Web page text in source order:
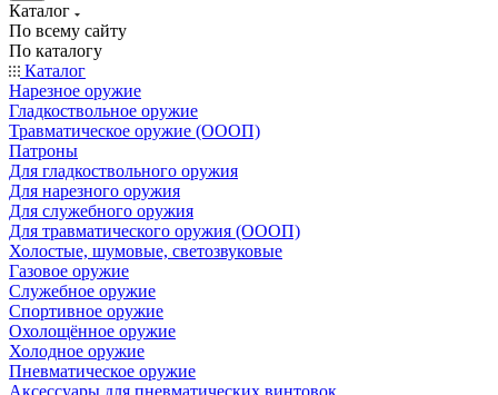
Каталог
По всему сайту
По каталогу
Каталог
Нарезное оружие
Гладкоствольное оружие
Травматическое оружие (ОООП)
Патроны
Для гладкоствольного оружия
Для нарезного оружия
Для служебного оружия
Для травматического оружия (ОООП)
Холостые, шумовые, светозвуковые
Газовое оружие
Служебное оружие
Спортивное оружие
Охолощённое оружие
Холодное оружие
Пневматическое оружие
Аксессуары для пневматических винтовок